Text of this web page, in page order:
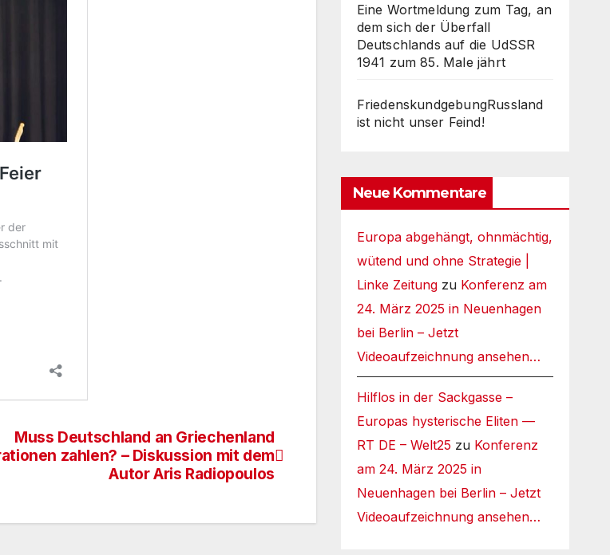
Muss Deutschland an Griechenland
zahlen? – Diskussion mit dem
Autor Aris Radiopoulos
Eine Wortmeldung zum Tag, an
dem sich der Überfall
Deutschlands auf die UdSSR
1941 zum 85. Male jährt
FriedenskundgebungRussland
ist nicht unser Feind!
Neue Kommentare
Europa abgehängt, ohnmächtig,
wütend und ohne Strategie |
Linke Zeitungzu Konferenz am
24. März 2025 in Neuenhagen
bei Berlin – Jetzt
Videoaufzeichnung ansehen…
Hilflos in der Sackgasse –
Europas hysterische Eliten —
RT DE – Welt25 zu Konferenz
am 24. März 2025 in
Neuenhagen bei Berlin – Jetzt
Videoaufzeichnung ansehen…